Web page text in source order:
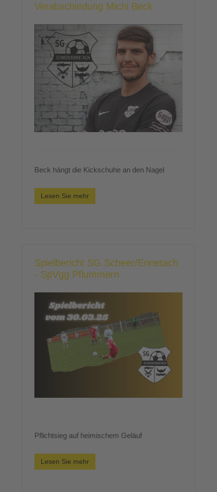
Verabschiedung Michi Beck
Beck hängt die Kickschuhe an den Nagel
Lesen Sie mehr
Spielbericht SG Scheer/Ennetach
- SpVgg Pflummern
Pflichtsieg auf heimischem Geläuf
Lesen Sie mehr